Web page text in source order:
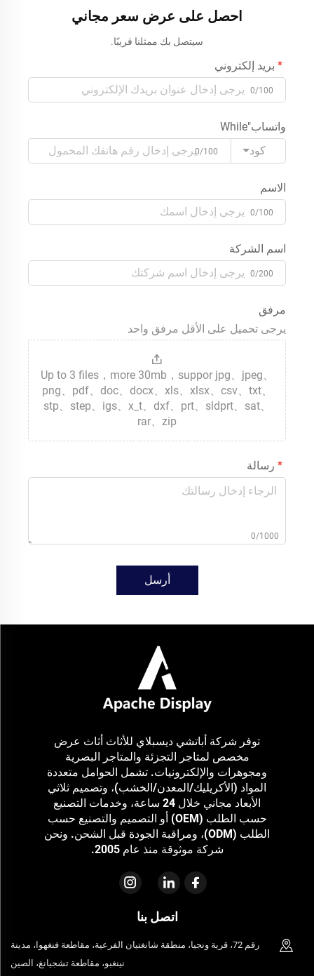
احصل على عرض سعر مجاني
سيتصل بك ممثلنا قريبًا.
بريد إلكتروني
0/100
واتساب"While
كود
0/100
الاسم
0/100
اسم الشركة
0/200
مرفق
يرجى تحميل على الأقل مرفق واحد
Up to 3 files，more 30mb，suppor jpg、jpeg、
png、pdf、doc、docx、xls、xlsx、csv、txt、
stp、step、igs、x_t、dxf、prt、sldprt、sat、
rar、zip
رسالة
0/1000
أرسل
توفر شركة أباتشي ديسبلاي للأثاث أثاث عرض
مخصص لمتاجر التجزئة والمتاجر البصرية
ومجوهرات والإلكترونيات. تشمل الحوامل متعددة
المواد (الأكريليك/المعدن/الخشب)، وتصميم ثلاثي
الأبعاد مجاني خلال 24 ساعة، وخدمات التصنيع
حسب الطلب (OEM) أو التصميم والتصنيع حسب
الطلب (ODM)، ومراقبة الجودة قبل الشحن. ونحن
شركة موثوقة منذ عام 2005.
اتصل بنا
رقم 72، قرية ونجيا، منطقة شانغتيان الفرعية، مقاطعة فنغهوا، مدينة
نينغبو، مقاطعة تشجيانغ، الصين